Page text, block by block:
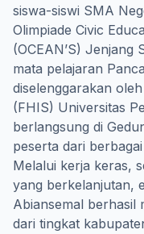
siswa-siswi SMA
Olimpiade Civic
(OCEAN’S)
mata pelajaran
diselenggarakan
(FHIS) Universitas
berlangsung di
peserta dari
Melalui kerja keras,
yang berkelanjutan,
Abiansemal berhasil
dari tingkat